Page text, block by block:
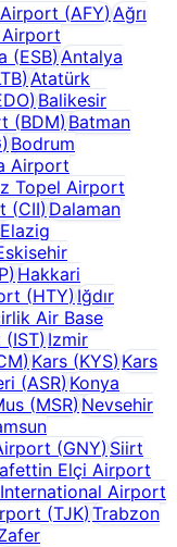
(AFY)Ağrı
(ESB) Antalya
) Atatürk
)Balikesir
(BDM) Batman
) Bodrum
Airport
Topel Airport
(CII) Dalaman
Elazig
) Hakkari
(HTY) Iğdır
Air Base
(IST) Izmir
) Kars (KYS)Kars
(ASR) Konya
(MSR) Nevsehir
(GNY)Siirt
Elçi Airport
Airport
(TJK) Trabzon